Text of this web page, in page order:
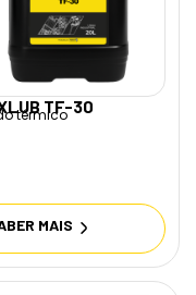
TF-30
térmico
MAIS